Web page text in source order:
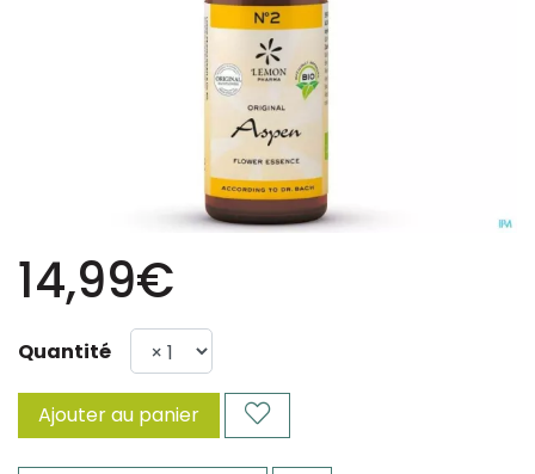
14,99€
Quantité
Ajouter au panier